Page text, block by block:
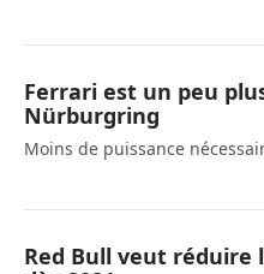
Ferrari est un peu
Nürburgring
Moins de puissance
Red Bull veut réduire